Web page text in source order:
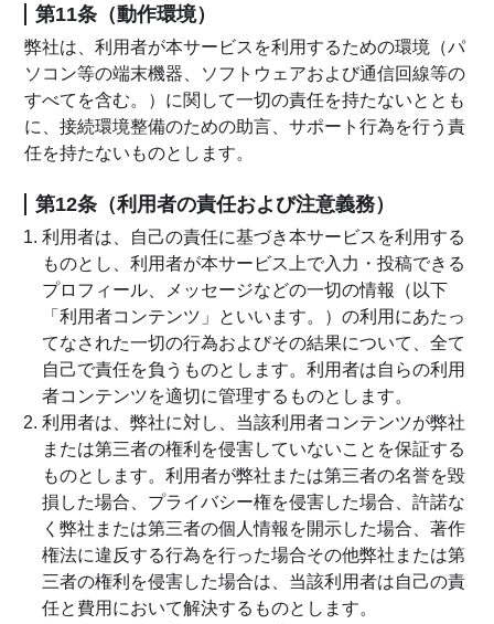
第11条（動作環境）
弊社は、利用者が本サービスを利用するための環境（パ
ソコン等の端末機器、ソフトウェアおよび通信回線等の
すべてを含む。）に関して一切の責任を持たないととも
に、接続環境整備のための助言、サポート行為を行う責
任を持たないものとします。
第12条（利用者の責任および注意義務）
利用者は、自己の責任に基づき本サービスを利用する
ものとし、利用者が本サービス上で入力・投稿できる
プロフィール、メッセージなどの一切の情報（以下
「利用者コンテンツ」といいます。）の利用にあたっ
てなされた一切の行為およびその結果について、全て
自己で責任を負うものとします。利用者は自らの利用
者コンテンツを適切に管理するものとします。
利用者は、弊社に対し、当該利用者コンテンツが弊社
または第三者の権利を侵害していないことを保証する
ものとします。利用者が弊社または第三者の名誉を毀
損した場合、プライバシー権を侵害した場合、許諾な
く弊社または第三者の個人情報を開示した場合、著作
権法に違反する行為を行った場合その他弊社または第
三者の権利を侵害した場合は、当該利用者は自己の責
任と費用において解決するものとします。